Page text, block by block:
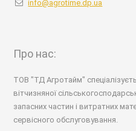
info@agrotime.dp.ua
Про нас:
ТОВ "ТД Агротайм"
вітчизняної
запасних частин і витратних
сервісного обслуговування.